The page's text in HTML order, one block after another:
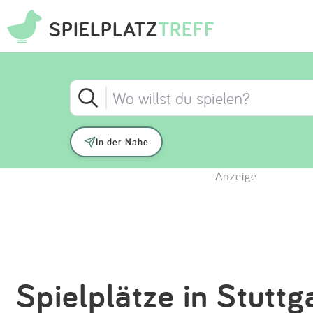
SPIELPLATZTREFF
In der Nähe
Anzeige
Spielplätze in